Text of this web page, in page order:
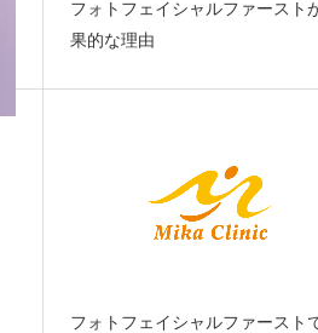
フォトフェイシャルファースト
果的な理由
フォトフェイシャルファースト